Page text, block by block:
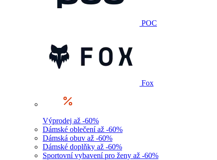
POC
Fox
Výprodej až -60%
Dámské oblečení až -60%
Dámská obuv až -60%
Dámské doplňky až -60%
Sportovní vybavení pro ženy až -60%